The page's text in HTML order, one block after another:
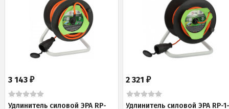
3 143 ₽
Удлинитель силовой ЭРА RP-
2 321₽
Удлинитель силовой ЭРА RP-